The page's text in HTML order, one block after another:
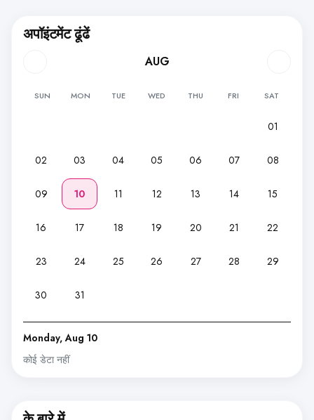
अपॉइंटमेंट ढूंढें
AUG
SUN MON TUE WED THU FRI SAT
01
02 03 04 05 06 07 08
09 10 11 12 13 14 15
16 17 18 19 20 21 22
23 24 25 26 27 28 29
30 31
Monday, Aug 10
कोई डेटा नहीं